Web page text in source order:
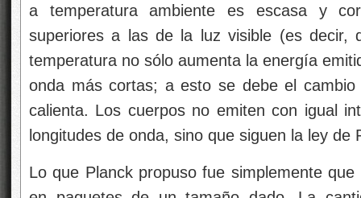
a temperatura ambiente es escasa y
superiores a las de la luz visible (es decir,
temperatura no sólo aumenta la energía
onda más cortas; a esto se debe el
calienta. Los cuerpos no emiten con igual
longitudes de onda, sino que siguen la ley de
Lo que Planck propuso fue simplemente